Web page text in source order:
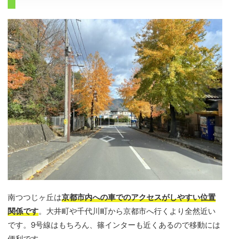
南つつじヶ丘は京都市内への車でのアクセスがしやすい位置
関係です。大井町や千代川町から京都市へ行くより全然近い
です。9号線はもちろん、篠インターも近くあるので移動には